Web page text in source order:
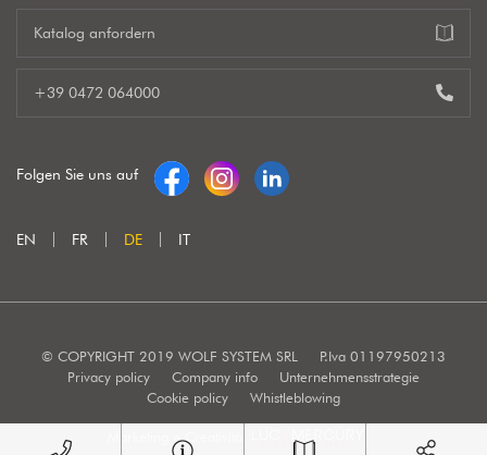
Katalog anfordern
+39 0472 064000
Folgen Sie uns auf
EN FR DE IT
© COPYRIGHT 2019 WOLF SYSTEM SRL
P.Iva 01197950213
Privacy policy
Company info
Unternehmensstrategie
Cookie policy
Whistleblowing
Marketing e Creatività: